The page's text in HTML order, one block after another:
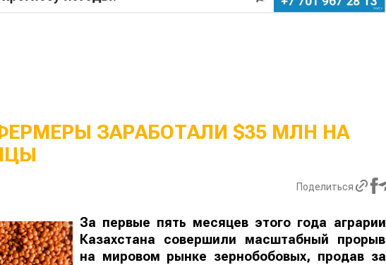
ЗАРАБОТАЛИ $35 МЛН НА
Поделиться
За первые пять месяцев этого года аграрии
Казахстана совершили масштабный прорыв
на мировом рынке зернобобовых, продав за